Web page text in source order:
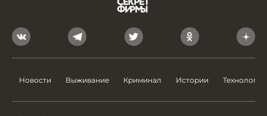
Новости Выживание Криминал Истории Технологии